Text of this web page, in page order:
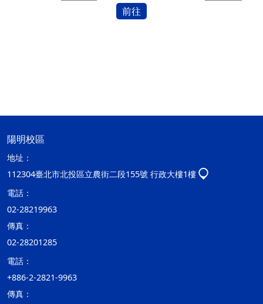
前往
陽明校區
地址：
112304臺北市北投區立農街二段155號 行政大樓1樓
電話：
02-28219963
傳真：
02-28201285
電話：
+886-2-2821-9963
傳真：